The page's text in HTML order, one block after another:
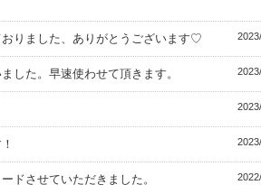
りました、ありがとうございます♡
した。早速使わせて頂きます。
ドさせていただきました。